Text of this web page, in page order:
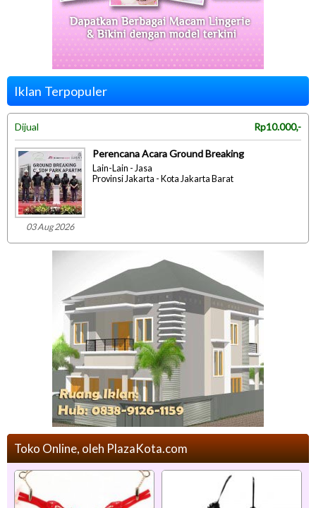
Iklan Terpopuler
Dijual Rp10.000,-
03 Aug 2026
Perencana Acara Ground Breaking
Lain-Lain - Jasa
Provinsi Jakarta - Kota Jakarta Barat
Toko Online, oleh PlazaKota.com